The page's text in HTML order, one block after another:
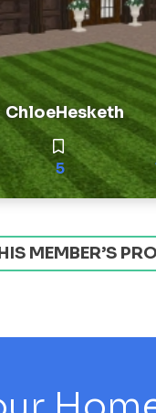
ChloeHesketh
5
MEMBER’S